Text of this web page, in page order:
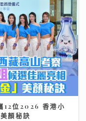
12位2026 香港小
顏秘訣